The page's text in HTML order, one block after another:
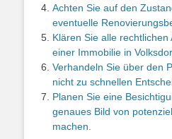
Achten Sie auf den
eventuelle
Klären Sie alle
einer Immobilie in
Verhandeln Sie über den
nicht zu schnellen
Planen Sie eine
genaues Bild von
machen.